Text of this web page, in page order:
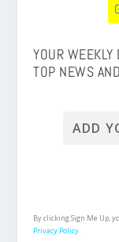
YOUR
TOP NEWS
By clicking Sign Me Up,
Privacy Policy.